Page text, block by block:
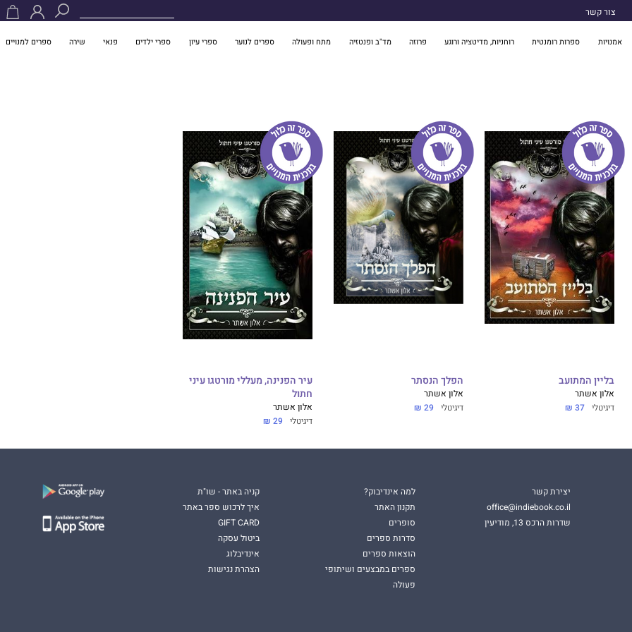
צור קשר
אמנויות ספרות רומנטית רוחניות, מדיטציה ורוגע פרוזה מד"ב ופנטזיה מתח ופעולה ספרים לנוער ספרי עיון ספרי ילדים פנאי שירה ספרים למנויים
בליין המתועב
אלון אשתר
דיגיטלי 37 ₪
הפלך הנסתר
אלון אשתר
דיגיטלי 29 ₪
עיר הפנינה, מעללי מורטגו עיני
חתול
אלון אשתר
דיגיטלי 29 ₪
יצירת קשר
office@indiebook.co.il
שדרות הרכס 13, מודיעין
למה אינדיבוק?
תקנון האתר
סופרים
סדרות ספרים
הוצאות ספרים
ספרים במבצעים ושיתופי
פעולה
קניה באתר - שו"ת
איך לרכוש ספר באתר
GIFT CARD
ביטול עסקה
אינדיבלוג
הצהרת נגישות